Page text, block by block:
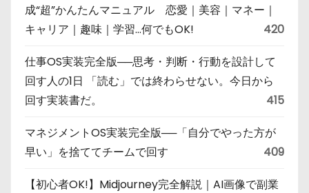
成“超”かんたんマニュアル 恋愛｜美容｜マネー｜
キャリア｜趣味｜学習…何でもOK!
420
仕事OS実装完全版──思考・判断・行動を設計して
回す人の1日 「読む」では終わらせない。今日から
回す実装書だ。
415
マネジメントOS実装完全版──「自分でやった方が
早い」を捨ててチームで回す
409
【初心者OK!】Midjourney完全解説｜AI画像で副業